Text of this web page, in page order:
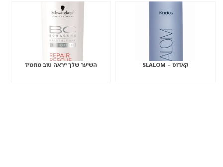
קאדוס – SLALOM השיער שלך ייראה טוב מתמיד